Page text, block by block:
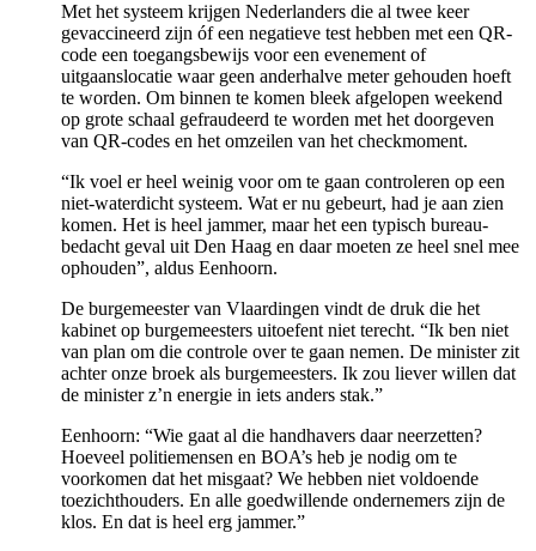
Met het systeem krijgen Nederlanders die al twee keer
gevaccineerd zijn óf een negatieve test hebben met een QR-
code een toegangsbewijs voor een evenement of
uitgaanslocatie waar geen anderhalve meter gehouden hoeft
te worden. Om binnen te komen bleek afgelopen weekend
op grote schaal gefraudeerd te worden met het doorgeven
van QR-codes en het omzeilen van het checkmoment.
“Ik voel er heel weinig voor om te gaan controleren op een
niet-waterdicht systeem. Wat er nu gebeurt, had je aan zien
komen. Het is heel jammer, maar het een typisch bureau-
bedacht geval uit Den Haag en daar moeten ze heel snel mee
ophouden”, aldus Eenhoorn.
De burgemeester van Vlaardingen vindt de druk die het
kabinet op burgemeesters uitoefent niet terecht. “Ik ben niet
van plan om die controle over te gaan nemen. De minister zit
achter onze broek als burgemeesters. Ik zou liever willen dat
de minister z’n energie in iets anders stak.”
Eenhoorn: “Wie gaat al die handhavers daar neerzetten?
Hoeveel politiemensen en BOA’s heb je nodig om te
voorkomen dat het misgaat? We hebben niet voldoende
toezichthouders. En alle goedwillende ondernemers zijn de
klos. En dat is heel erg jammer.”